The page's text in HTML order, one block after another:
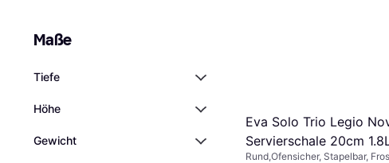
Maße
Tiefe
Höhe
Gewicht
Eva Solo Trio Legio
Servierschale 20cm
Rund,Ofensicher, Stapelbar,